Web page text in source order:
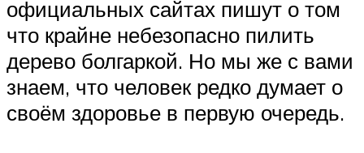
официальных сайтах пишут о том
что крайне небезопасно пилить
дерево болгаркой. Но мы же с вами
знаем, что человек редко думает о
своём здоровье в первую очередь.